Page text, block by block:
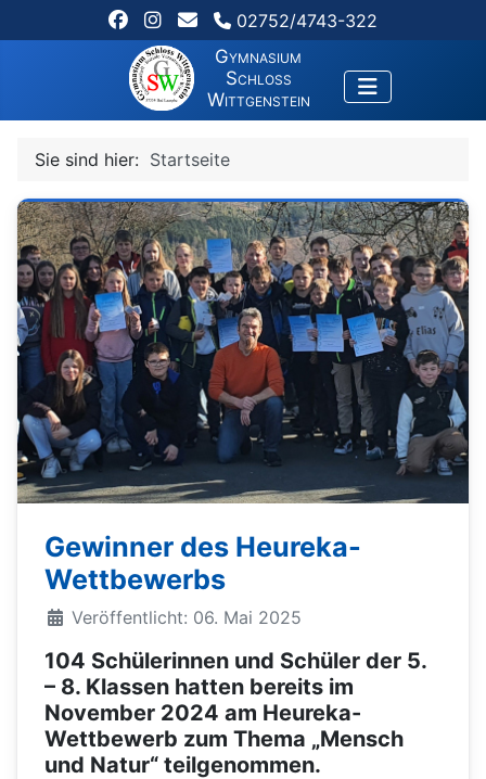
02752/4743-322
Gymnasium
Schloss
Wittgenstein
Sie sind hier: Startseite
Gewinner des Heureka-
Wettbewerbs
Veröffentlicht: 06. Mai 2025
104 Schülerinnen und Schüler der 5.
– 8. Klassen hatten bereits im
November 2024 am Heureka-
Wettbewerb zum Thema „Mensch
und Natur“ teilgenommen.